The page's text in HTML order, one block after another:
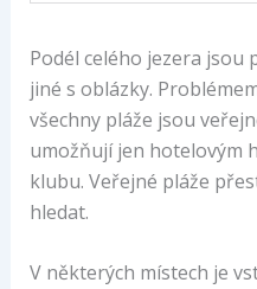
Podél celého jezera jsou
jiné s oblázky.
všechny pláže jsou
umožňují jen hotelovým
klubu. Veřejné pláže
hledat.
V některých místech je